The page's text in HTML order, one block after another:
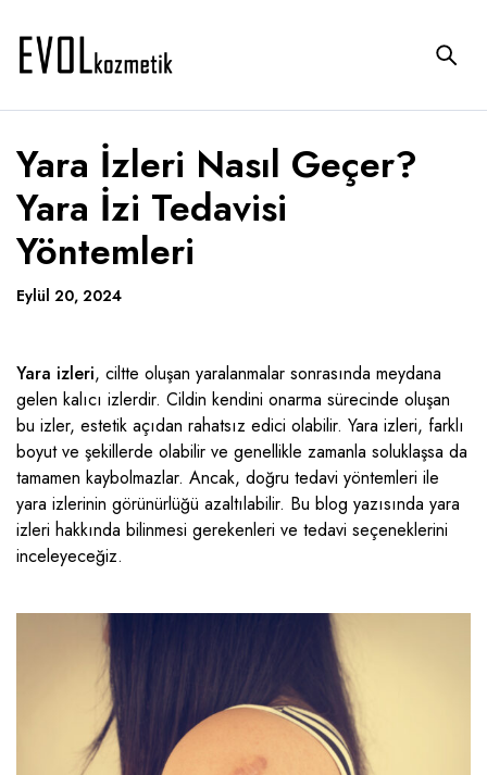
Yara İzleri Nasıl Geçer?
Yara İzi Tedavisi
Yöntemleri
Eylül 20, 2024
Yara izleri, ciltte oluşan yaralanmalar sonrasında meydana
gelen kalıcı izlerdir. Cildin kendini onarma sürecinde oluşan
bu izler, estetik açıdan rahatsız edici olabilir. Yara izleri, farklı
boyut ve şekillerde olabilir ve genellikle zamanla soluklaşsa da
tamamen kaybolmazlar. Ancak, doğru tedavi yöntemleri ile
yara izlerinin görünürlüğü azaltılabilir. Bu blog yazısında yara
izleri hakkında bilinmesi gerekenleri ve tedavi seçeneklerini
inceleyeceğiz.